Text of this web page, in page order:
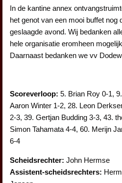
In de kantine annex
het genot van een mooi buffet nog
geslaagde avond. Wij bedanken
hele organisatie eromheen
Daarnaast bedanken we vv
Scoreverloop: 5. Brian Roy 0-1,
Aaron Winter 1-2, 28. Leon
2-3, 39. Gertjan Budding 3-3, 43.
Simon Tahamata 4-4, 60. Merijn
6-4
Scheidsrechter: John Hermse
Assistent-scheidsrechters: